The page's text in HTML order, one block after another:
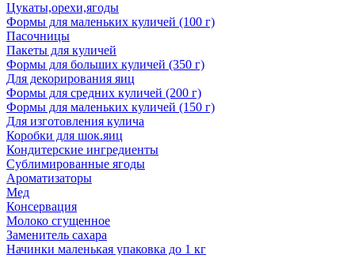
Цукаты,орехи,ягоды
Формы для маленьких куличей (100 г)
Пасочницы
Пакеты для куличей
Формы для больших куличей (350 г)
Для декорирования яиц
Формы для средних куличей (200 г)
Формы для маленьких куличей (150 г)
Для изготовления кулича
Коробки для шок.яиц
Кондитерские ингредиенты
Сублимированные ягоды
Ароматизаторы
Мед
Консервация
Молоко сгущенное
Заменитель сахара
Начинки маленькая упаковка до 1 кг